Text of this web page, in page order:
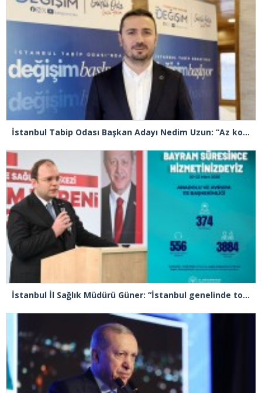
İstanbul Tabip Odası Başkan Adayı Nedim Uzun: “Az konuşacağız çok icraat yapacağız”
İstanbul İl Sağlık Müdürü Güner: “İstanbul genelinde toplam 48 bin 816 sağlık personelimiz bayram süresince görev başındadır”